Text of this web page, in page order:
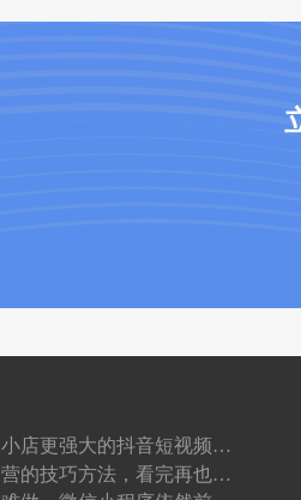
10分钟教你开通比小店更强大的抖音短视频店铺！
这些微信小程序运营的技巧方法，看完再也不怕不会运营了！